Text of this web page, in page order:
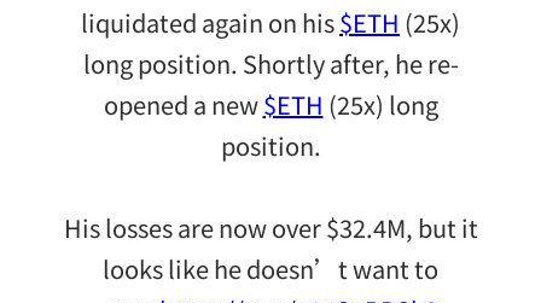
liquidated again on his$ETH (25x)
long position. Shortly after, he re-
opened a new$ETH (25x) long
position.
His losses are now over $32.4M, but it
looks like he doesn’t want to